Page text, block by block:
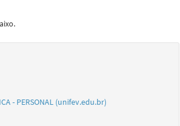
- PERSONAL (unifev.edu.br)